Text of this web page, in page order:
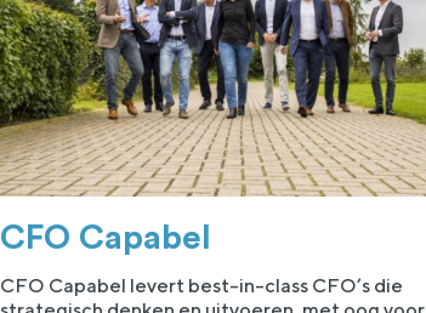
CFO Capabel
CFO Capabel levert best-in-class CFO’s die